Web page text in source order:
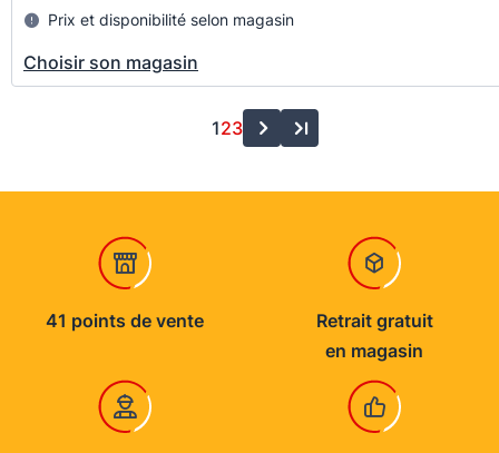
Prix et disponibilité selon magasin
Choisir son magasin
123
41 points de vente
Retrait gratuit
en magasin